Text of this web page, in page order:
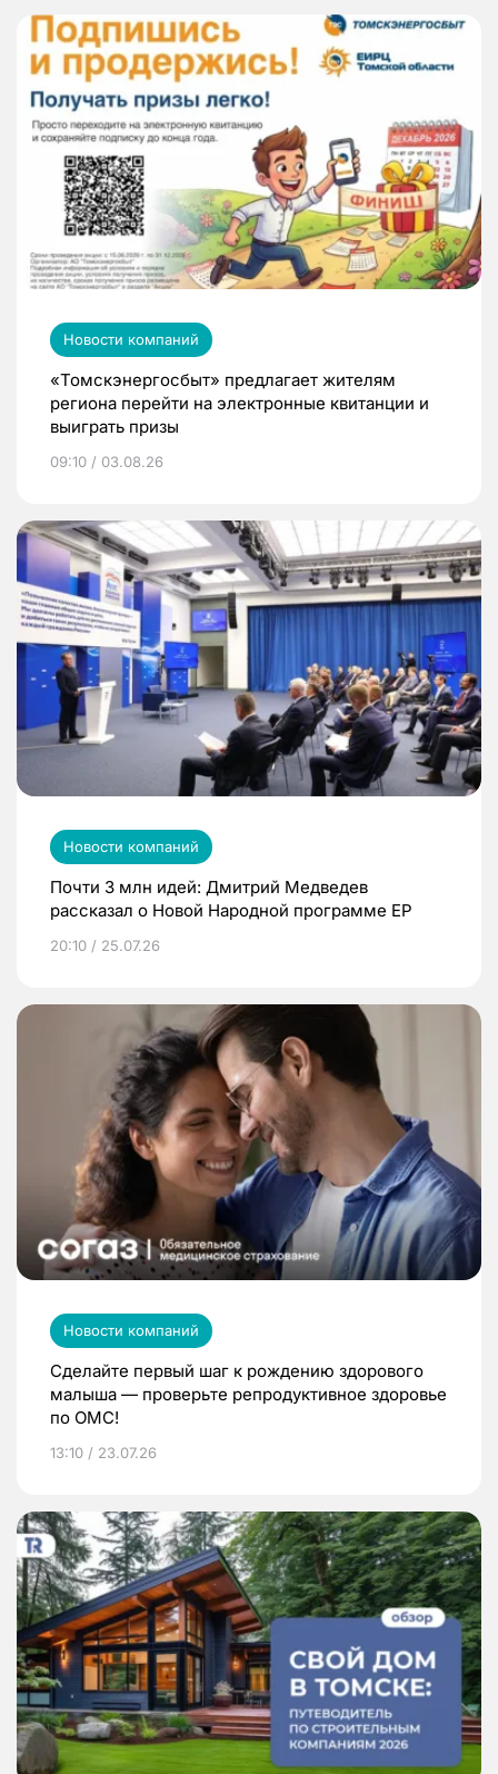
Новости компаний
«Томскэнергосбыт» предлагает жителям
региона перейти на электронные квитанции и
выиграть призы
09:10 / 03.08.26
Новости компаний
Почти 3 млн идей: Дмитрий Медведев
рассказал о Новой Народной программе ЕР
20:10 / 25.07.26
Новости компаний
Сделайте первый шаг к рождению здорового
малыша — проверьте репродуктивное здоровье
по ОМС!
13:10 / 23.07.26